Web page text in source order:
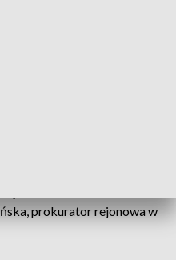
prokurator rejonowa w